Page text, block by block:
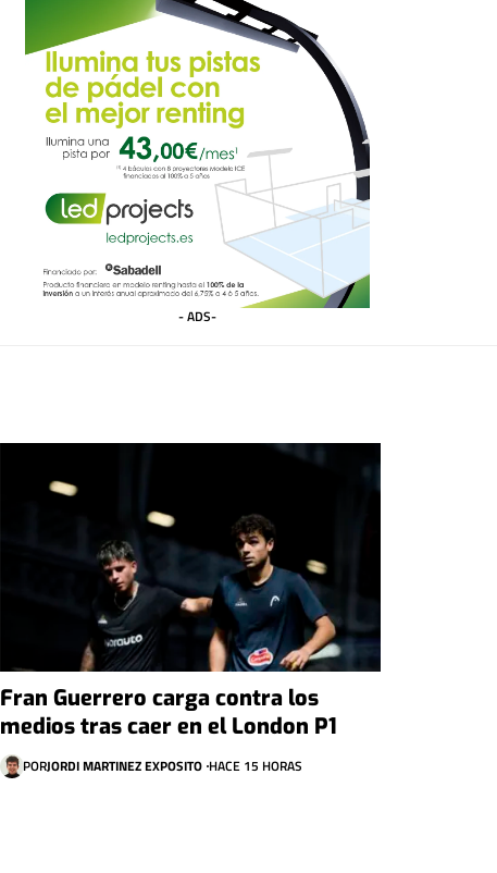
- ADS-
Fran Guerrero carga contra los
medios tras caer en el London P1
PORJORDI MARTINEZ EXPOSITO HACE 15 HORAS